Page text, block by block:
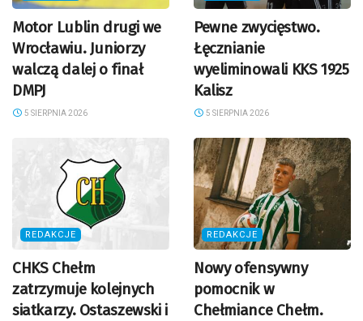
Motor Lublin drugi we
Wrocławiu. Juniorzy
walczą dalej o finał
DMPJ
5 SIERPNIA 2026
Pewne zwycięstwo.
Łęcznianie
wyeliminowali KKS 1925
Kalisz
5 SIERPNIA 2026
REDAKCJE
CHKS Chełm
zatrzymuje kolejnych
siatkarzy. Ostaszewski i
REDAKCJE
Nowy ofensywny
pomocnik w
Chełmiance Chełm.